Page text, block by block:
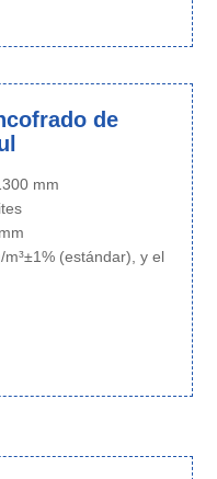
de
mm
(estándar), y el